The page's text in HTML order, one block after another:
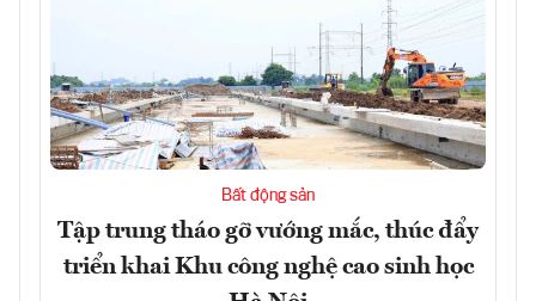
Bất động sản
Tập trung tháo gỡ vướng mắc, thúc đẩy
triển khai Khu công nghệ cao sinh học